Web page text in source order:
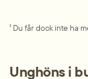
¹ Du får dock inte ha
Unghöns i